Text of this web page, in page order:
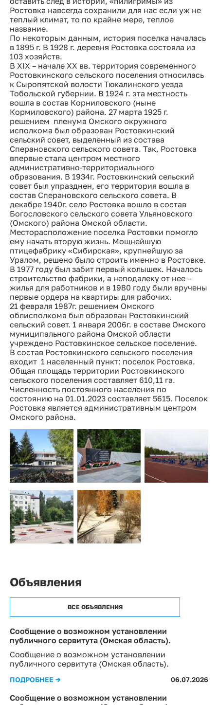
Ростовка навсегда сохранили для нас если уж не
теплый климат, то по крайне мере, теплое
название.
По некоторым данным, история поселка началась
в 1895 г. В 1928 г. деревня Ростовка состояла из
103 хозяйств.
В XIX – начале ХХ вв. территория современного
Ростовкинского сельского поселения относилась
к Сыропятской волости Тюкалинского уезда
Тобольской губернии. В 1924 г. эта местность
вошла в состав Корниловского (ныне
Кормиловского) района. 27 марта 1925 г.
решением пленума Омского окружного
исполкома был образован Ростовкинский
сельский совет, выделенный из состава
Сперановского сельского совета. Так, Ростовка
впервые стала центром местного
административно-территориального
образования. В 1934г. Ростовкинский сельский
совет был упразднен, его территория вошла в
состав Сперановского сельского совета. В
декабре 1940г. село Ростовка вошло в состав
Богословского сельского совета Ульяновского
(Омского) района Омской области.
Месторасположение поселка Ростовки помогло
ему начать вторую жизнь. Мощнейшую
птицефабрику «Сибирская», крупнейшую за
Уралом, решено было строить именно в Ростовке.
В 1977 году был забит первый колышек. Началось
строительство фабрики, а неподалеку от нее –
жилья для работников и в 1980 году были вручены
первые ордера на квартиры для рабочих.
21 февраля 1987г. решением Омского
облисполкома был образован Ростовкинский
сельский совет. 1 января 2006г. в составе Омского
муниципального района Омской области
учреждено Ростовкинское сельское поселение.
В состав Ростовкинского сельского поселения
входит 1 населенный пункт: поселок Ростовка.
Общая площадь территории Ростовкинского
сельского поселения составляет 610,11 га.
Численность постоянного населения по
состоянию на 01.01.2023 составляет 5615. Поселок
Ростовка является административным центром
Омского района.
Объявления
ВСЕ ОБЪЯВЛЕНИЯ
Сообщение о возможном установлении
публичного сервитута (Омская область).
Сообщение о возможном установлении
публичного сервитута (Омская область).
ПОДРОБНЕЕ → 06.07.2026
Сообщение о возможном установлении